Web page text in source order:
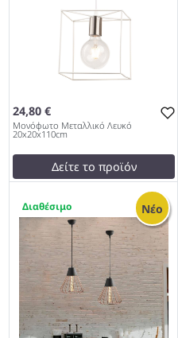
24,80 €
Μονόφωτο Μεταλλικό Λευκό
20x20x110cm
Δείτε το προϊόν
testFalse
Μονόφωτο Μεταλλικό
Λευκό 20x20x110cm 979
Νέο